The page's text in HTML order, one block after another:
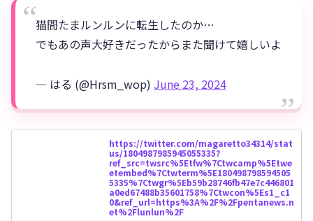
猫間たまルンルンに転生したのか…
でもあの声大好きだったからまた聞けて嬉しいよ
— はる (@Hrsm_wop) June 23, 2024
https://twitter.com/magaretto34314/stat
us/1804987985945055335?
ref_src=twsrc%5Etfw%7Ctwcamp%5Etwe
etembed%7Ctwterm%5E180498798594505
5335%7Ctwgr%5Eb59b28746fb47e7c446801
a0ed67488b35601758%7Ctwcon%5Es1_c1
0&ref_url=https%3A%2F%2Fpentanews.n
et%2Flunlun%2F